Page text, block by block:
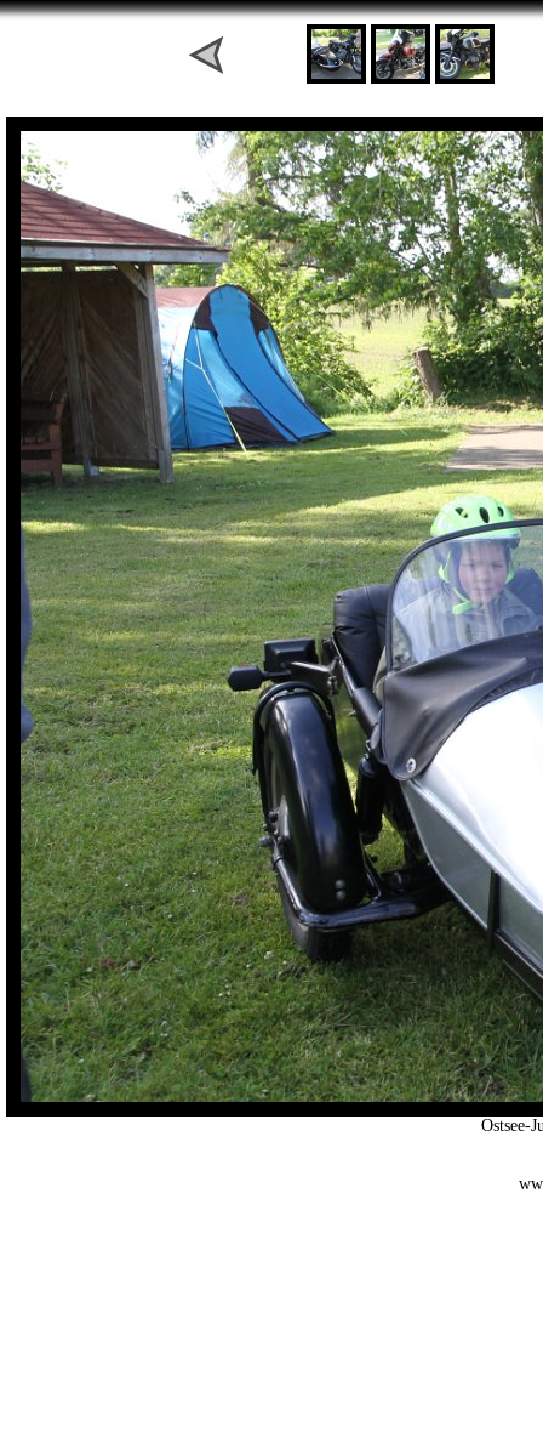
Ostsee-